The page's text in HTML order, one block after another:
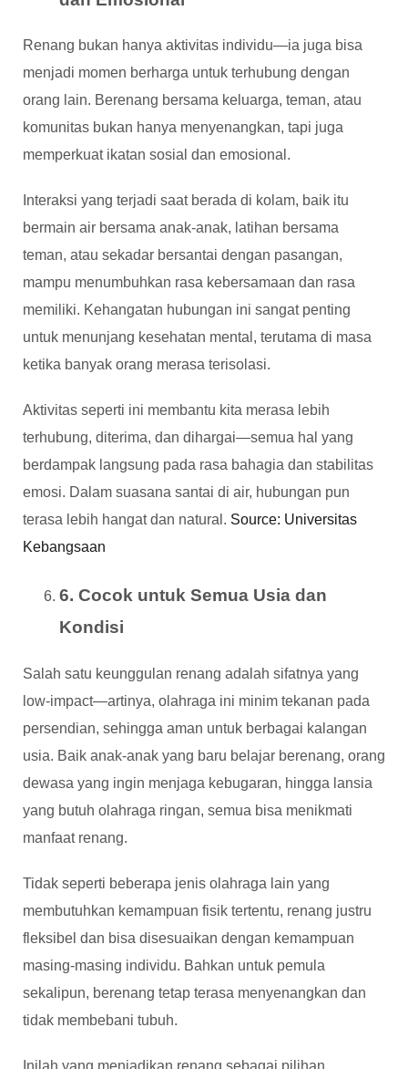
Renang bukan hanya aktivitas individu—ia juga bisa
menjadi momen berharga untuk terhubung dengan
orang lain. Berenang bersama keluarga, teman, atau
komunitas bukan hanya menyenangkan, tapi juga
memperkuat ikatan sosial dan emosional.
Interaksi yang terjadi saat berada di kolam, baik itu
bermain air bersama anak-anak, latihan bersama
teman, atau sekadar bersantai dengan pasangan,
mampu menumbuhkan rasa kebersamaan dan rasa
memiliki. Kehangatan hubungan ini sangat penting
untuk menunjang kesehatan mental, terutama di masa
ketika banyak orang merasa terisolasi.
Aktivitas seperti ini membantu kita merasa lebih
terhubung, diterima, dan dihargai—semua hal yang
berdampak langsung pada rasa bahagia dan stabilitas
emosi. Dalam suasana santai di air, hubungan pun
terasa lebih hangat dan natural. Source: Universitas
Kebangsaan
6. Cocok untuk Semua Usia dan
Kondisi
Salah satu keunggulan renang adalah sifatnya yang
low-impact—artinya, olahraga ini minim tekanan pada
persendian, sehingga aman untuk berbagai kalangan
usia. Baik anak-anak yang baru belajar berenang, orang
dewasa yang ingin menjaga kebugaran, hingga lansia
yang butuh olahraga ringan, semua bisa menikmati
manfaat renang.
Tidak seperti beberapa jenis olahraga lain yang
membutuhkan kemampuan fisik tertentu, renang justru
fleksibel dan bisa disesuaikan dengan kemampuan
masing-masing individu. Bahkan untuk pemula
sekalipun, berenang tetap terasa menyenangkan dan
tidak membebani tubuh.
Inilah yang menjadikan renang sebagai pilihan